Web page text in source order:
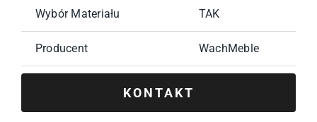
Wybór Materiału TAK
Producent WachMeble
KONTAKT